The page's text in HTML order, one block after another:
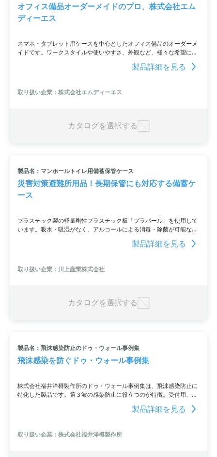
オフィス備品オーダーメイドのプロ、株式会社エム
ディーエス
スマホ・タブレット用ケースを中心としたオフィス備品のオーダーメ
イドです。ワークスタイルや使いやすさ、外観など、様々な希望に合
わせてオリジナルケースを特注設計。撥水や抗菌などの機能を付与し
た合成皮革やナイロン、シリコーン、ポリカーボネートなどの素材に
強化、カラーやデザインの変更など、多様なご要望に沿います。液晶
保護フィルムやタッチペンなどの幅広い品種をラインナップ。
製品詳細を見る
取り扱い企業：株式会社エムディーエス
カタログを選択する
製品名：マンホールトイレ用備蓄保管ケース
災害対策避難所用品！長期保管にも対応する備蓄ケ
ース
プラスチック製の軽量剛性プラスチック板「プラパール」を使用して
います。吸水・吸湿がなく、アルコールによる消毒・除菌が可能なた
め、長期保管にも安心して使用が可能です。さらに、荒天時でもしっ
かりと使える頑丈さがあります。数量や仕様によって価格や納期が変
製品詳細を見る
取り扱い企業：川上産業株式会社
カタログを選択する
製品名：飛沫感染防止のドゥ・ウォール事例集
飛沫感染を防ぐドゥ・ウォール事例集
株式会社福井洋樽製作所のドゥ・ウォール事例集は、飛沫感染防止に
特化した製品です。第３波の感染防止に役立つのが特徴。受付用、応
接室用、食堂用などの事例をまとめております。
製品詳細を見る
取り扱い企業：株式会社福井洋樽製作所